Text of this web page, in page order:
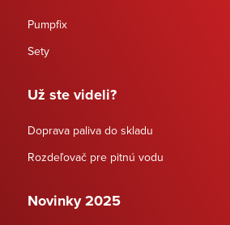
Pumpfix
Sety
Už ste videli?
Doprava paliva do skladu
Rozdeľovač pre pitnú vodu
Novinky 2025